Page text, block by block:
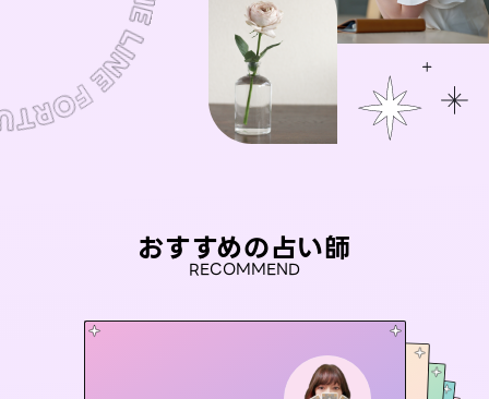
おすすめの占い師
RECOMMEND